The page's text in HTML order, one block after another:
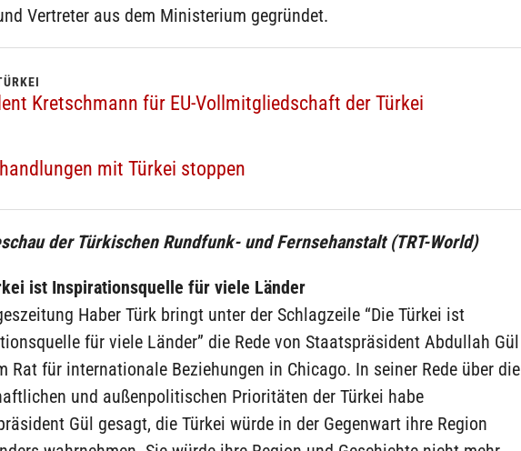
Vertreter aus dem Ministerium gegründet.
Kretschmann für EU-Vollmitgliedschaft der Türkei
mit Türkei stoppen
der Türkischen Rundfunk- und Fernsehanstalt (TRT-World)
ist Inspirationsquelle für viele Länder
Haber Türk bringt unter der Schlagzeile “Die Türkei ist
für viele Länder” die Rede von Staatspräsident Abdullah Gül
Rat für internationale Beziehungen in Chicago. In seiner Rede über die
und außenpolitischen Prioritäten der Türkei habe
Gül gesagt, die Türkei würde in der Gegenwart ihre Region